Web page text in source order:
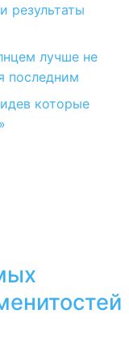
результаты
лучше не
последним
которые